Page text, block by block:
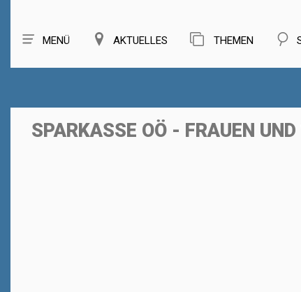
MENÜ AKTUELLES THEMEN
SPARKASSE OÖ - FRAUEN